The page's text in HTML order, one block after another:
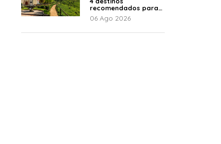
recomendados para
disfrutar el descanso
06 Ago 2026